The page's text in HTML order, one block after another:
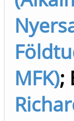
MFK);